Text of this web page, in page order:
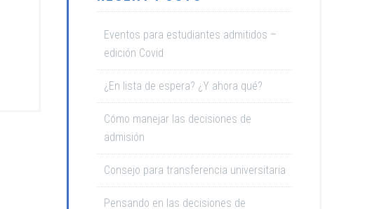
Eventos para estudiantes admitidos –
edición Covid
¿En lista de espera? ¿Y ahora qué?
Cómo manejar las decisiones de
admisión
Consejo para transferencia universitaria
Pensando en las decisiones de